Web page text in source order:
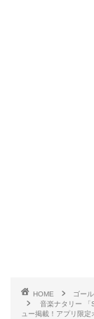
HOME ゴー
音楽ナタリー 「
ュー掲載！アプリ限定